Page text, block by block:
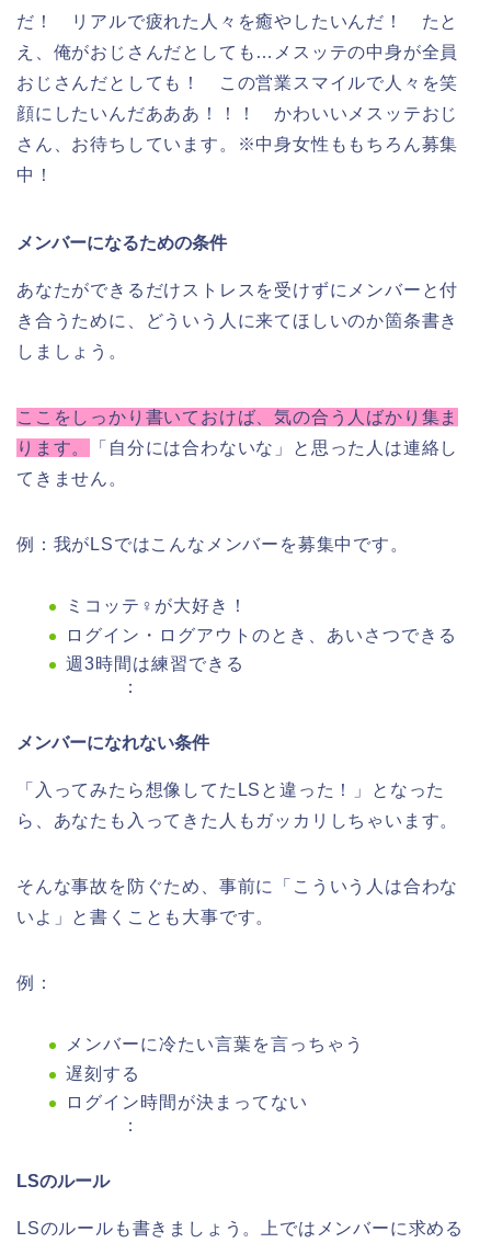
だ！ リアルで疲れた人々を癒やしたいんだ！ たと
え、俺がおじさんだとしても…メスッテの中身が全員
おじさんだとしても！ この営業スマイルで人々を笑
顔にしたいんだあああ！！！ かわいいメスッテおじ
さん、お待ちしています。※中身女性ももちろん募集
中！
メンバーになるための条件
あなたができるだけストレスを受けずにメンバーと付
き合うために、どういう人に来てほしいのか箇条書き
しましょう。
ここをしっかり書いておけば、気の合う人ばかり集ま
ります。
「自分には合わないな」と思った人は連絡し
てきません。
例：我がLSではこんなメンバーを募集中です。
ミコッテ♀が大好き！
ログイン・ログアウトのとき、あいさつできる
週3時間は練習できる
：
メンバーになれない条件
「入ってみたら想像してたLSと違った！」となった
ら、あなたも入ってきた人もガッカリしちゃいます。
そんな事故を防ぐため、事前に「こういう人は合わな
いよ」と書くことも大事です。
例：
メンバーに冷たい言葉を言っちゃう
遅刻する
ログイン時間が決まってない
：
LSのルール
LSのルールも書きましょう。上ではメンバーに求める